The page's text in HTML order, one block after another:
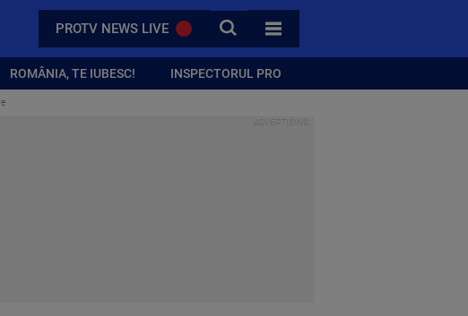
PROTV NEWS LIVE CAUTA
TOATE CATEGORIILE
ROMÂNIA, TE IUBESC! INSPECTORUL PRO